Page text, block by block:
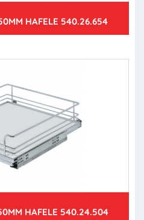
HAFELE 540.26.654
HAFELE 540.24.504